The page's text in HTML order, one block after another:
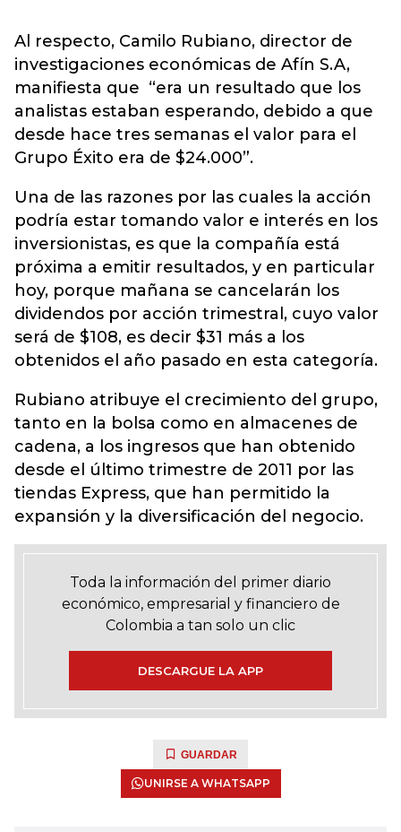
Al respecto, Camilo Rubiano, director de
investigaciones económicas de Afín S.A,
manifiesta que “era un resultado que los
analistas estaban esperando, debido a que
desde hace tres semanas el valor para el
Grupo Éxito era de $24.000”.
Una de las razones por las cuales la acción
podría estar tomando valor e interés en los
inversionistas, es que la compañía está
próxima a emitir resultados, y en particular
hoy, porque mañana se cancelarán los
dividendos por acción trimestral, cuyo valor
será de $108, es decir $31 más a los
obtenidos el año pasado en esta categoría.
Rubiano atribuye el crecimiento del grupo,
tanto en la bolsa como en almacenes de
cadena, a los ingresos que han obtenido
desde el último trimestre de 2011 por las
tiendas Express, que han permitido la
expansión y la diversificación del negocio.
Toda la información del primer diario
económico, empresarial y financiero de
Colombia a tan solo un clic
DESCARGUE LA APP
GUARDAR
UNIRSE A WHATSAPP